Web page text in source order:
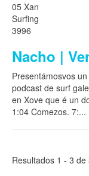
05 Xan
Surfing
3996
Nacho |
Presentámosvos
podcast de surf
en Xove que é un
1:04 Comezos. 7:...
Resultados 1 - 3 de